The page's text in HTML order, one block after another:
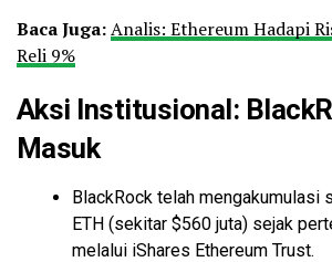
Baca Juga:Analis: Ethereum Hadapi
Reli 9%
Aksi Institusional:
Masuk
BlackRock telah mengakumulasi
ETH (sekitar $560 juta) sejak
melalui iShares Ethereum Trust.